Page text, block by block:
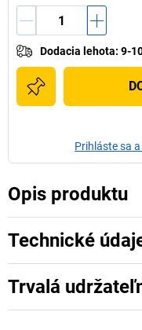
Dodacia lehota: 9-
Prihláste sa
Opis produktu
Technické
Trvalá